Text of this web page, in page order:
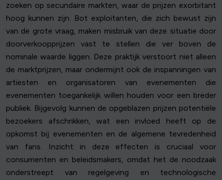
zoeken op secundaire markten, waar de prijzen exorbitant
hoog kunnen zijn. Bot exploitanten, die zich bewust zijn
van de grote vraag, maken misbruik van deze situatie door
doorverkoopprijzen vast te stellen die ver boven de
nominale waarde liggen. Deze praktijk verstoort niet alleen
de marktprijzen, maar ondermijnt ook de inspanningen van
artiesten en organisatoren van evenementen die
evenementen toegankelijk willen houden voor een breder
publiek. Bijgevolg kunnen de opgeblazen prijzen potentiële
bezoekers afschrikken, wat een invloed heeft op de
opkomst bij evenementen en de algemene tevredenheid
van fans. Inzicht in deze effecten is cruciaal voor
consumenten en beleidsmakers, omdat het de noodzaak
onderstreept van regelgeving en technologische